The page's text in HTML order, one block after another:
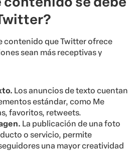
contenido que Twitter ofrece
sean más receptivas y
Los anuncios de texto cuentan
estándar, como Me
favoritos, retweets.
La publicación de una foto
o servicio, permite
una mayor creatividad